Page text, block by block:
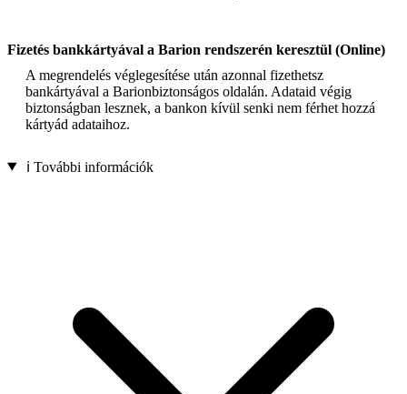
Fizetés bankkártyával a Barion rendszerén keresztül (Online)
A megrendelés véglegesítése után azonnal fizethetsz
bankártyával a Barionbiztonságos oldalán. Adataid végig
biztonságban lesznek, a bankon kívül senki nem férhet hozzá
kártyád adataihoz.
ℹ️ További információk